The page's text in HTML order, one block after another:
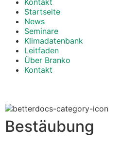
Kontakt
Startseite
News
Seminare
Klimadatenbank
Leitfaden
Über Branko
Kontakt
Bestäubung